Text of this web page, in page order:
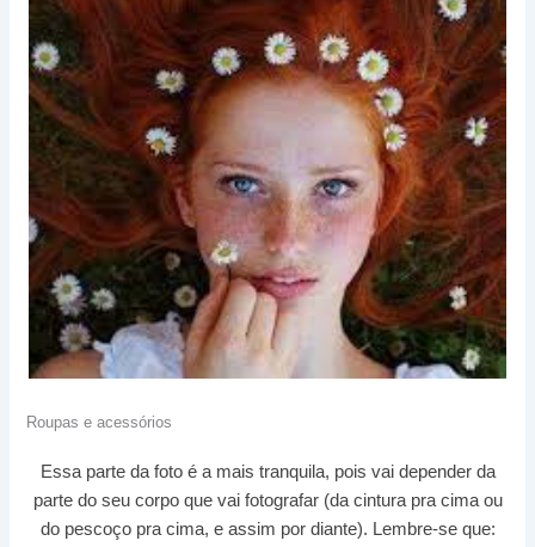
Roupas e acessórios
Essa parte da foto é a mais tranquila, pois vai depender da
parte do seu corpo que vai fotografar (da cintura pra cima ou
do pescoço pra cima, e assim por diante). Lembre-se que: